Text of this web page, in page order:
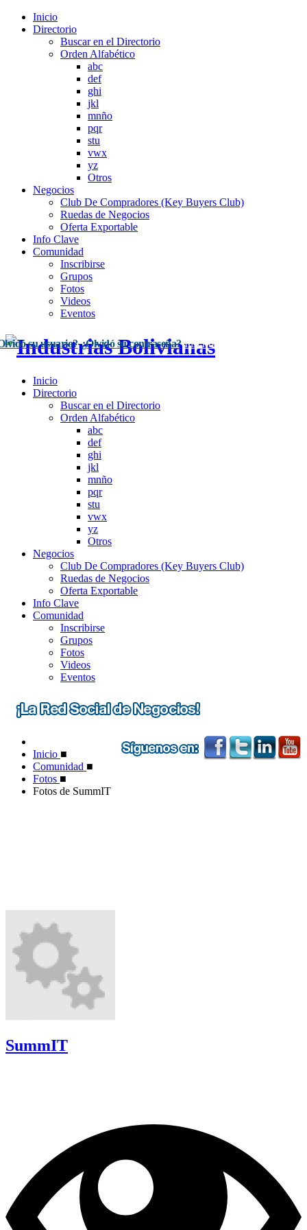
Inicio
Directorio
Buscar en el Directorio
Orden Alfabético
abc
def
ghi
jkl
mnño
pqr
stu
vwx
yz
Otros
Negocios
Club De Compradores (Key Buyers Club)
Ruedas de Negocios
Oferta Exportable
Info Clave
Comunidad
Inscribirse
Grupos
Fotos
Videos
Eventos
su usuario? ¿Olvidó su contraseña? Inscríbase Aquí
Inicio
Directorio
Buscar en el Directorio
Orden Alfabético
abc
def
ghi
jkl
mnño
pqr
stu
vwx
yz
Otros
Negocios
Club De Compradores (Key Buyers Club)
Ruedas de Negocios
Oferta Exportable
Info Clave
Comunidad
Inscribirse
Grupos
Fotos
Videos
Eventos
Inicio ■
Comunidad ■
Fotos ■
Fotos de SummIT
SummIT